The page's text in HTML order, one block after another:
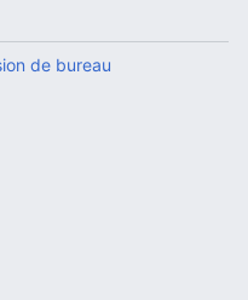
de bureau